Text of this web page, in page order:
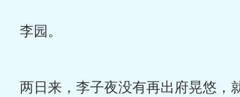
李园。
两日来，李子夜没有再出府晃悠，就